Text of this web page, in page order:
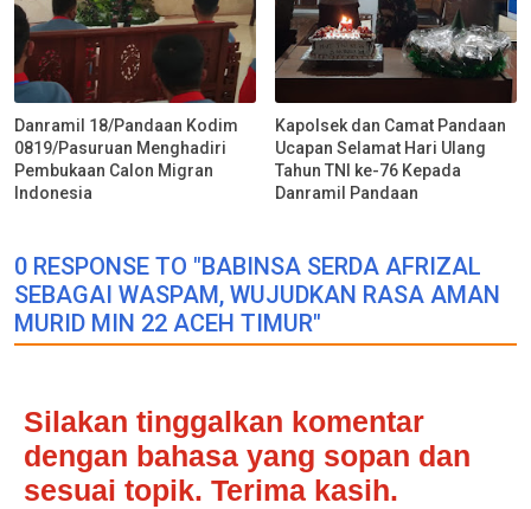
Danramil 18/Pandaan Kodim
0819/Pasuruan Menghadiri
Pembukaan Calon Migran
Indonesia
Kapolsek dan Camat Pandaan
Ucapan Selamat Hari Ulang
Tahun TNI ke-76 Kepada
Danramil Pandaan
0 RESPONSE TO "BABINSA SERDA AFRIZAL
SEBAGAI WASPAM, WUJUDKAN RASA AMAN
MURID MIN 22 ACEH TIMUR"
Silakan tinggalkan komentar
dengan bahasa yang sopan dan
sesuai topik. Terima kasih.